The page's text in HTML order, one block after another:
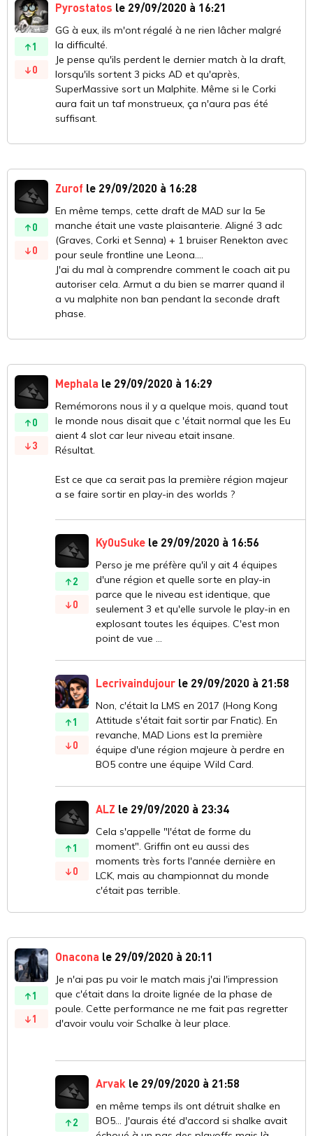
1
0
Pyrostatos le 29/09/2020 à 16:21
GG à eux, ils m'ont régalé à ne rien lâcher malgré
la difficulté.
Je pense qu'ils perdent le dernier match à la draft,
lorsqu'ils sortent 3 picks AD et qu'après,
SuperMassive sort un Malphite. Même si le Corki
aura fait un taf monstrueux, ça n'aura pas été
suffisant.
0
0
Zurof le 29/09/2020 à 16:28
En même temps, cette draft de MAD sur la 5e
manche était une vaste plaisanterie. Aligné 3 adc
(Graves, Corki et Senna) + 1 bruiser Renekton avec
pour seule frontline une Leona....
J'ai du mal à comprendre comment le coach ait pu
autoriser cela. Armut a du bien se marrer quand il
a vu malphite non ban pendant la seconde draft
phase.
0
3
Mephala le 29/09/2020 à 16:29
Remémorons nous il y a quelque mois, quand tout
le monde nous disait que c 'était normal que les Eu
aient 4 slot car leur niveau etait insane.
Résultat.
Est ce que ca serait pas la première région majeur
a se faire sortir en play-in des worlds ?
2
0
Ky0uSuke le 29/09/2020 à 16:56
Perso je me préfère qu'il y ait 4 équipes
d'une région et quelle sorte en play-in
parce que le niveau est identique, que
seulement 3 et qu'elle survole le play-in en
explosant toutes les équipes. C'est mon
point de vue ...
1
0
Lecrivaindujour le 29/09/2020 à 21:58
Non, c'était la LMS en 2017 (Hong Kong
Attitude s'était fait sortir par Fnatic). En
revanche, MAD Lions est la première
équipe d'une région majeure à perdre en
BO5 contre une équipe Wild Card.
1
0
ALZ le 29/09/2020 à 23:34
Cela s'appelle "l'état de forme du
moment". Griffin ont eu aussi des
moments très forts l'année dernière en
LCK, mais au championnat du monde
c'était pas terrible.
1
1
Onacona le 29/09/2020 à 20:11
Je n'ai pas pu voir le match mais j'ai l'impression
que c'était dans la droite lignée de la phase de
poule. Cette performance ne me fait pas regretter
d'avoir voulu voir Schalke à leur place.
2
Arvak le 29/09/2020 à 21:58
en même temps ils ont détruit shalke en
BO5... J'aurais été d'accord si shalke avait